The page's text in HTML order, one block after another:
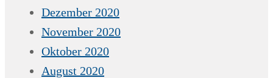
Dezember 2020
November 2020
Oktober 2020
August 2020